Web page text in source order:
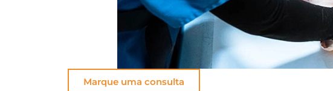
Marque uma consulta